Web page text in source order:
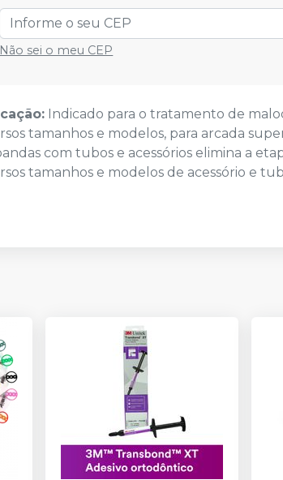
Não sei o meu CEP
Indicado para o tratamento de
tamanhos e modelos, para arcada
com tubos e acessórios elimina a
tamanhos e modelos de acessório e